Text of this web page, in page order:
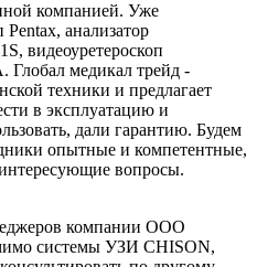
компанией. Уже
анализатор
видеоуретероскоп
Глобал медикал трейд -
техники и предлагает
в эксплуатацию и
дали гарантию. Будем
опытные и компетентные,
вопросы.
компании ООО
системы УЗИ CHISON,